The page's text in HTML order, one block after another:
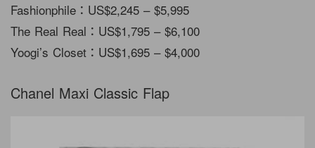
Fashionphile：US$2,245 – $5,995
The Real Real：US$1,795 – $6,100
Yoogi’s Closet：US$1,695 – $4,000
Chanel Maxi Classic Flap